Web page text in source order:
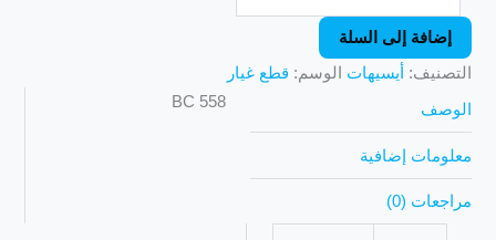
إضافة إلى السلة
التصنيف:
أيسيهات الوسم: قطع غيار
الوصف
معلومات إضافية
مراجعات (0)
BC 558